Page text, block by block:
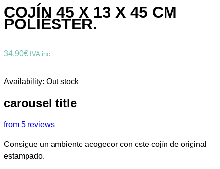
COJÍN 45 X 13 X 45 CM
POLIÉSTER.
34,90€ IVA inc
Availability: Out stock
carousel title
from 5 reviews
Consigue un ambiente acogedor con este cojín de original
estampado.